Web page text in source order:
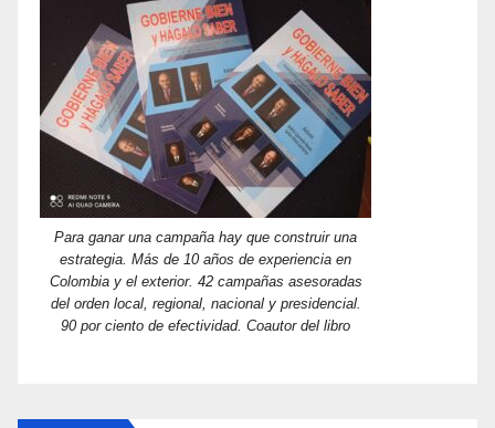
Para ganar una campaña hay que construir una
estrategia. Más de 10 años de experiencia en
Colombia y el exterior. 42 campañas asesoradas
del orden local, regional, nacional y presidencial.
90 por ciento de efectividad. Coautor del libro